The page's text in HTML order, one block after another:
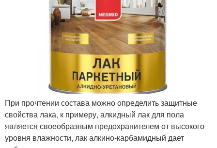
При прочтении состава можно определить защитные
свойства лака, к примеру, алкидный лак для пола
является своеобразным предохранителем от высокого
уровня влажности, лак алкино-карбамидный дает